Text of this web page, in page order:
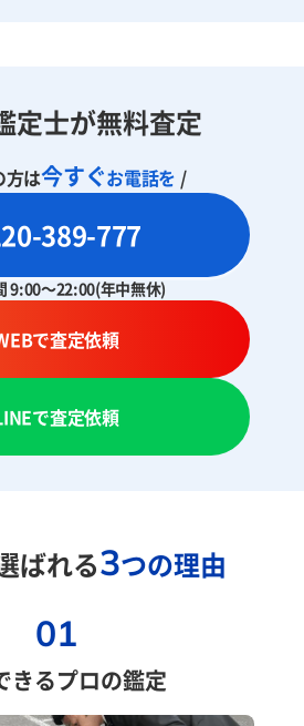
定士が無料査定
方は今すぐお電話を /
389-777
9:00～22:00(年中無休)
で査定依頼
で査定依頼
ばれる3つの理由
01
きるプロの鑑定